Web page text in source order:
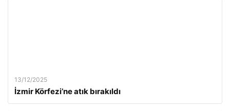
13/12/2025
İzmir Körfezi’ne atık bırakıldı